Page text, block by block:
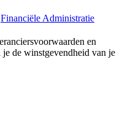
Financiële Administratie
en
de winstgevendheid van je